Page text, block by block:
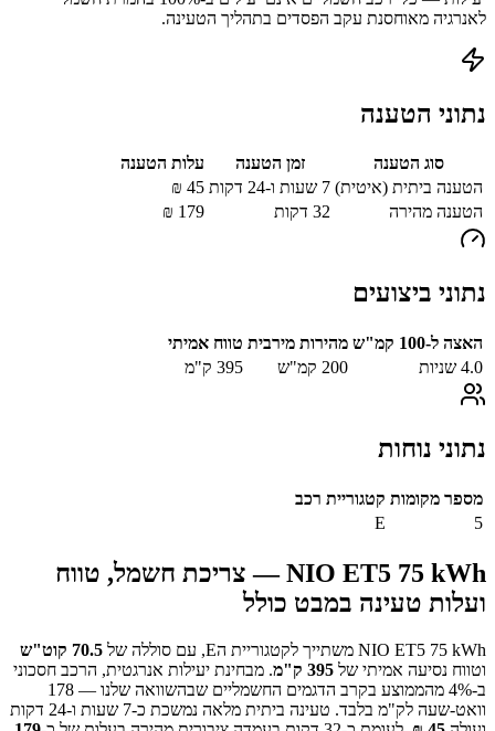
לאנרגיה מאוחסנת עקב הפסדים בתהליך הטעינה.
נתוני הטענה
סוג הטענה זמן הטענה
עלות הטענה
הטענה ביתית (איטית) 7 שעות ו-24 דקות 45
₪
הטענה מהירה
32 דקות 179
₪
נתוני ביצועים
האצה ל-100 קמ"ש מהירות מירבית טווח אמיתי
4.0 שניות 200 קמ"ש 395 ק"מ
נתוני נוחות
מספר מקומות קטגוריית רכב
5
E
NIO ET5 75 kWh— צריכת חשמל, טווח
ועלות טעינה במבט כולל
NIO ET5 75 kWh משתייך לקטגוריית הE, עם סוללה של 70.5 קוט"ש
וטווח נסיעה אמיתי של 395 ק"מ. מבחינת יעילות אנרגטית, הרכב חסכוני
ב-
4% מהממוצע בקרב הדגמים החשמליים שבהשוואה שלנו —
178
וואט-שעה לק"מ בלבד. טעינה ביתית מלאה נמשכת כ-7 שעות ו-24 דקות